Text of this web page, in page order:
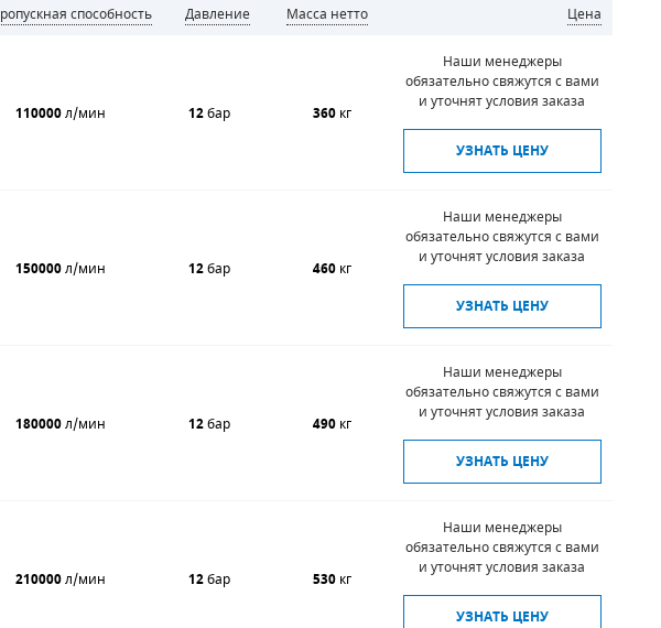
Пропускная способность Давление Масса нетто Цена
110000л/мин 12бар 360 кг
Наши менеджеры
обязательно свяжутся с вами
и уточнят условия заказа
УЗНАТЬ ЦЕНУ
150000л/мин 12бар 460 кг
Наши менеджеры
обязательно свяжутся с вами
и уточнят условия заказа
УЗНАТЬ ЦЕНУ
180000л/мин 12бар 490 кг
Наши менеджеры
обязательно свяжутся с вами
и уточнят условия заказа
УЗНАТЬ ЦЕНУ
210000л/мин 12бар 530 кг
Наши менеджеры
обязательно свяжутся с вами
и уточнят условия заказа
УЗНАТЬ ЦЕНУ